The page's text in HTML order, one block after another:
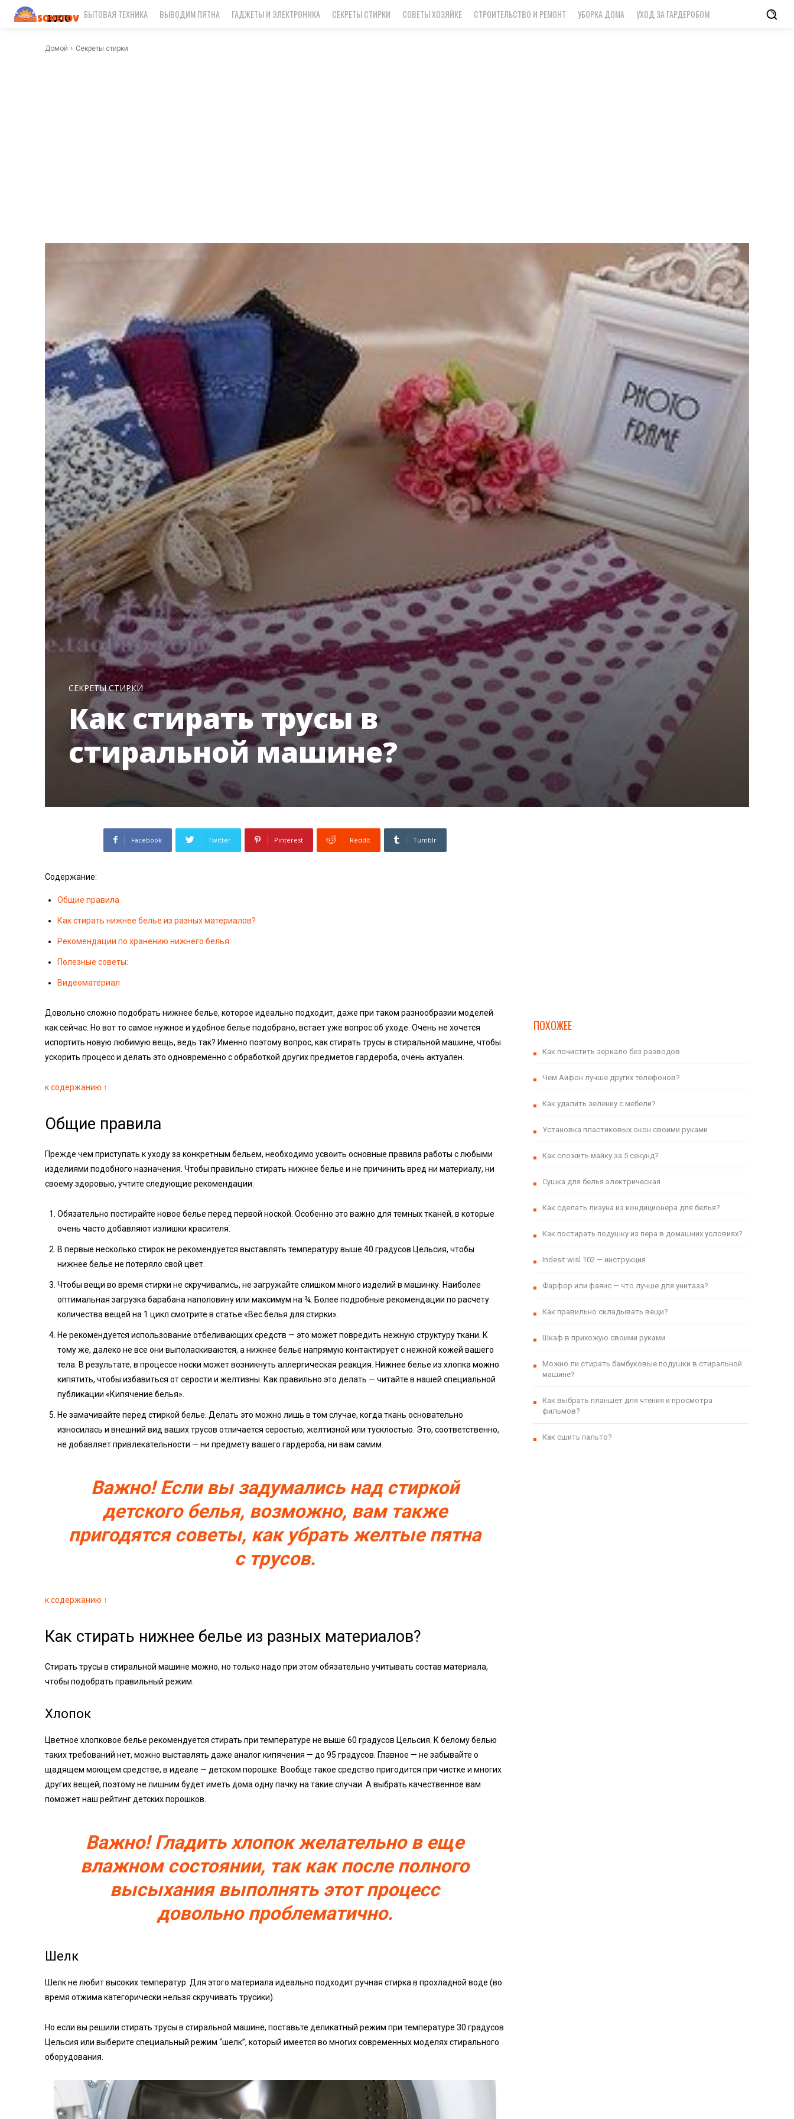
БЫТОВАЯ ТЕХНИКА ВЫВОДИМ ПЯТНА ГАДЖЕТЫ И ЭЛЕКТРОНИКА СЕКРЕТЫ СТИРКИ СОВЕТЫ ХОЗЯЙКЕ СТРОИТЕЛЬСТВО И РЕМОНТ УБОРКА ДОМА УХОД ЗА ГАРДЕРОБОМ
Домой Секреты стирки
СЕКРЕТЫ СТИРКИ
Как стирать трусы в
стиральной машине?
Facebook Twitter Pinterest ReddIt Tumblr
Содержание:
Общие правила
Как стирать нижнее белье из разных материалов?
Рекомендации по хранению нижнего белья:
Полезные советы:
Видеоматериал
Довольно сложно подобрать нижнее белье, которое идеально подходит, даже при таком разнообразии моделей
как сейчас. Но вот то самое нужное и удобное белье подобрано, встает уже вопрос об уходе. Очень не хочется
испортить новую любимую вещь, ведь так? Именно поэтому вопрос, как стирать трусы в стиральной машине, чтобы
ускорить процесс и делать это одновременно с обработкой других предметов гардероба, очень актуален.
к содержанию ↑
Общие правила
Прежде чем приступать к уходу за конкретным бельем, необходимо усвоить основные правила работы с любыми
изделиями подобного назначения. Чтобы правильно стирать нижнее белье и не причинить вред ни материалу, ни
своему здоровью, учтите следующие рекомендации:
Обязательно постирайте новое белье перед первой ноской. Особенно это важно для темных тканей, в которые
очень часто добавляют излишки красителя.
В первые несколько стирок не рекомендуется выставлять температуру выше 40 градусов Цельсия, чтобы
нижнее белье не потеряло свой цвет.
Чтобы вещи во время стирки не скручивались, не загружайте слишком много изделий в машинку. Наиболее
оптимальная загрузка барабана наполовину или максимум на ¾. Более подробные рекомендации по расчету
количества вещей на 1 цикл смотрите в статье «Вес белья для стирки».
Не рекомендуется использование отбеливающих средств — это может повредить нежную структуру ткани. К
тому же, далеко не все они выполаскиваются, а нижнее белье напрямую контактирует с нежной кожей вашего
тела. В результате, в процессе носки может возникнуть аллергическая реакция. Нижнее белье из хлопка можно
кипятить, чтобы избавиться от серости и желтизны. Как правильно это делать — читайте в нашей специальной
публикации «Кипячение белья».
Не замачивайте перед стиркой белье. Делать это можно лишь в том случае, когда ткань основательно
износилась и внешний вид ваших трусов отличается серостью, желтизной или тусклостью. Это, соответственно,
не добавляет привлекательности — ни предмету вашего гардероба, ни вам самим.
Важно! Если вы задумались над стиркой
детского белья, возможно, вам также
пригодятся советы, как убрать желтые пятна
с трусов.
к содержанию ↑
Как стирать нижнее белье из разных материалов?
Стирать трусы в стиральной машине можно, но только надо при этом обязательно учитывать состав материала,
чтобы подобрать правильный режим.
Хлопок
Цветное хлопковое белье рекомендуется стирать при температуре не выше 60 градусов Цельсия. К белому белью
таких требований нет, можно выставлять даже аналог кипячения — до 95 градусов. Главное — не забывайте о
щадящем моющем средстве, в идеале — детском порошке. Вообще такое средство пригодится при чистке и многих
других вещей, поэтому не лишним будет иметь дома одну пачку на такие случаи. А выбрать качественное вам
поможет наш рейтинг детских порошков.
Важно! Гладить хлопок желательно в еще
влажном состоянии, так как после полного
высыхания выполнять этот процесс
довольно проблематично.
Шелк
Шелк не любит высоких температур. Для этого материала идеально подходит ручная стирка в прохладной воде (во
время отжима категорически нельзя скручивать трусики).
Но если вы решили стирать трусы в стиральной машине, поставьте деликатный режим при температуре 30 градусов
Цельсия или выберите специальный режим “шелк”, который имеется во многих современных моделях стирального
оборудования.
ПОХОЖЕЕ
Как почистить зеркало без разводов
Чем Айфон лучше других телефонов?
Как удалить зеленку с мебели?
Установка пластиковых окон своими руками
Как сложить майку за 5 секунд?
Сушка для белья электрическая
Как сделать лизуна из кондиционера для белья?
Как постирать подушку из пера в домашних условиях?
Indesit wisl 102 — инструкция
Фарфор или фаянс — что лучше для унитаза?
Как правильно складывать вещи?
Шкаф в прихожую своими руками
Можно ли стирать бамбуковые подушки в стиральной
машине?
Как выбрать планшет для чтения и просмотра
фильмов?
Как сшить пальто?